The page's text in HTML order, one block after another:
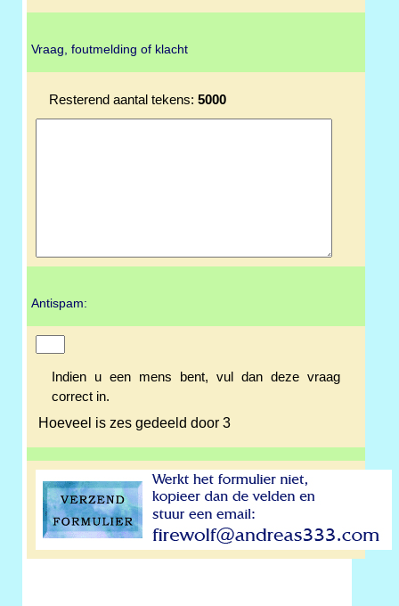
Vraag, foutmelding of klacht
Resterend aantal tekens: 5000
Antispam:
Indien u een mens bent, vul dan deze vraag
correct in.
Hoeveel is zes gedeeld door 3